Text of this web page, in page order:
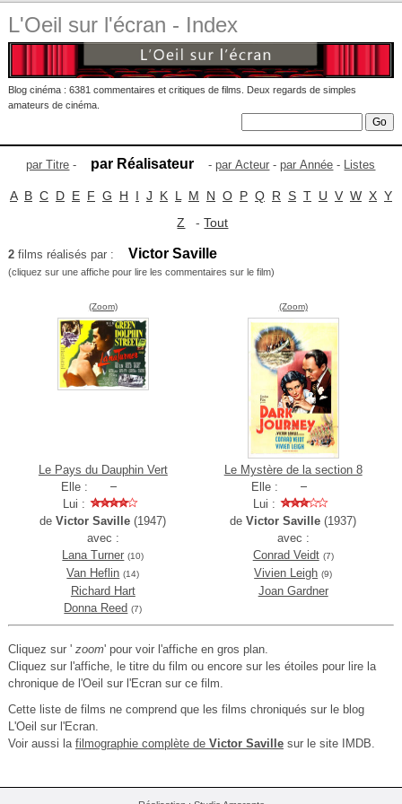
L'Oeil sur l'écran - Index
Blog cinéma : 6381 commentaires et critiques de films. Deux regards de simples
amateurs de cinéma.
par Titre - par Réalisateur -par Acteur -par Année - Listes
A B C D E F G H I J K L M N O P Q R S T U V W X Y
Z -Tout
2films réalisés par : Victor Saville
(cliquez sur une affiche pour lire les commentaires sur le film)
(Zoom)
Le Pays du Dauphin Vert
Elle :
Lui :
deVictor Saville (1947)
avec :
Lana Turner (10)
Van Heflin (14)
Richard Hart
Donna Reed (7)
(Zoom)
Le Mystère de la section 8
Elle :
Lui :
deVictor Saville (1937)
avec :
Conrad Veidt (7)
Vivien Leigh (9)
Joan Gardner
Cliquez sur ' zoom' pour voir l'affiche en gros plan.
Cliquez sur l'affiche, le titre du film ou encore sur les étoiles pour lire la
chronique de l'Oeil sur l'Ecran sur ce film.
Cette liste de films ne comprend que les films chroniqués sur le blog
L'Oeil sur l'Ecran.
Voir aussi la filmographie complète de Victor Savillesur le site IMDB.